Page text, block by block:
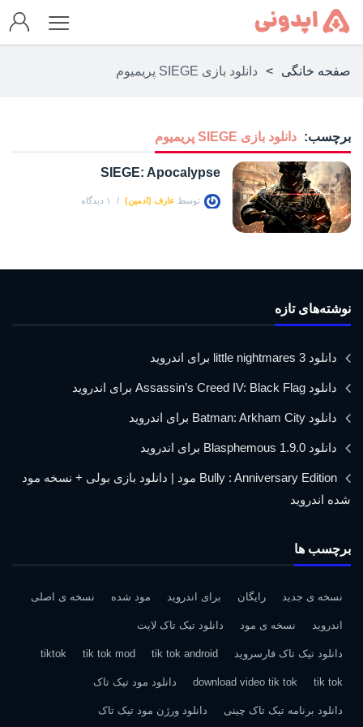
صفحه خانگی > دانلود بازی SIEGE پریمیوم
برچسب: دانلود بازی SIEGE پریمیوم
SIEGE: Apocalypse
توسط عارف (ادمین) ۱ دیدگاه
نوشته‌های تازه
دانلود little nightmares 3 برای اندروید
دانلود Assassin’s Creed IV: Black Flag برای اندروید
دانلود Batman: Arkham City برای اندروید
دانلود Blasphemous 1.9.0 برای اندروید
Bully : Anniversary Edition مود | دانلود بازی بولی + نسخه مود
شده اندروید
برچسب ها
نسخه ی جدید رایگان برای اندروید مود شده نسخه ی اصلی
اندروید نسخه ی مود دانلود تیک تاک لایت
دانلود تیک تاک فارسروید tik tok android
tik tok mod
tiktok
tik tok
download video tik tok دانلود مود تیک تاک
دانلود برنامه تیک تاک چینی دانلود ورژن مود تیک تاک